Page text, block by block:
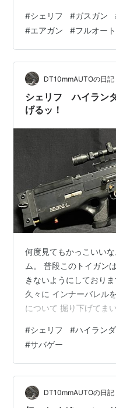
体どこから手を付けれ
ういう時はネットで情
事を見て マネをしなが
もそも ハイランダーマ
にほとんど無い (;´･ω･)
もほとん…
#シェリフ #ガスガン
#エアガン #フルオート
DT10mmAUTOの日記
シェリフ ハイラン
げるッ！
何度見てもかっこいい
ム。 普段このトイガン
きないようにしており
久々に インナーバレル
について 掘り下げてま
ルの脱着が出来る。 そ
レルジャケットを左に
す。 ネジ山を緩め切る
ケットが 前方に押し出
ルが姿を現しまシタ。
#シェリフ #ハイラン
#サバゲー
DT10mmAUTOの日記